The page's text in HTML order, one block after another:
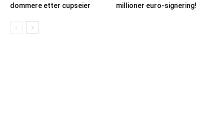
dommere etter cupseier
millioner euro-signering!